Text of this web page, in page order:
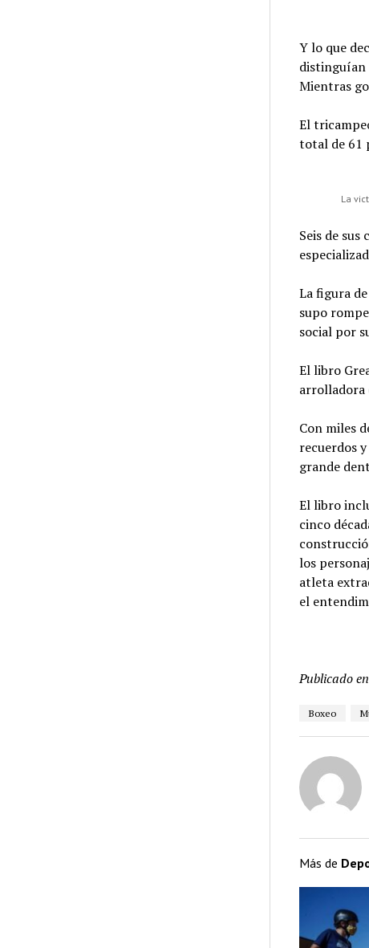
Y lo que
distinguían
Mientras
El
total de 61
La
Seis de
La figura
supo
social por
El libro
arrolladora
Con miles
recuerdos
grande
El libro
cinco
los
atleta
el
Publicado en
Boxeo
Más de